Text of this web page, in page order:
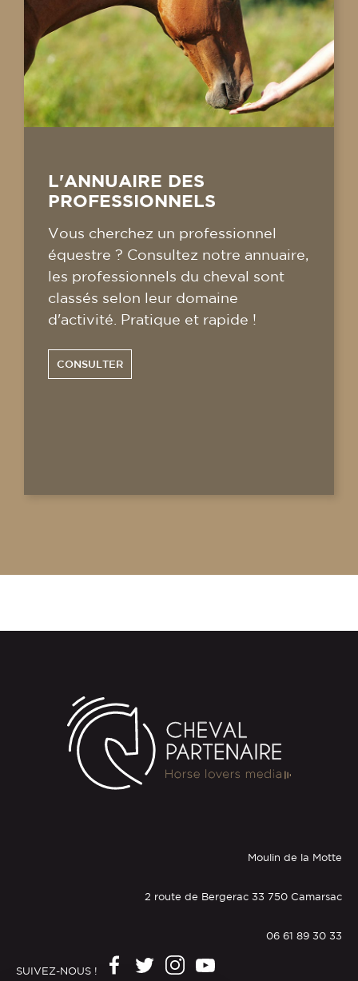
L'ANNUAIRE DES
PROFESSIONNELS
Vous cherchez un professionnel
équestre ? Consultez notre annuaire,
les professionnels du cheval sont
classés selon leur domaine
d'activité. Pratique et rapide !
CONSULTER
Moulin de la Motte
2 route de Bergerac 33 750 Camarsac
06 61 89 30 33
SUIVEZ-NOUS !